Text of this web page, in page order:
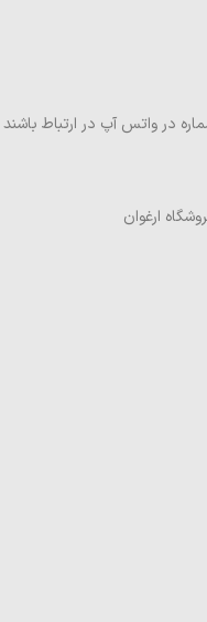
در واتس آپ در ارتباط باشند
ارغوان